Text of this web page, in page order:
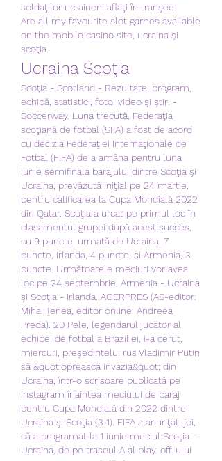
soldaţilor ucraineni aflaţi în tranşee.
Are all my favourite slot games available
on the mobile casino site, ucraina şi
scoţia.
Ucraina Scoţia
Scoţia - Scotland - Rezultate, program,
echipă, statistici, foto, video şi ştiri -
Soccerway. Luna trecută, Federaţia
scoţiană de fotbal (SFA) a fost de acord
cu decizia Federaţiei Internaţionale de
Fotbal (FIFA) de a amâna pentru luna
iunie semifinala barajului dintre Scoţia şi
Ucraina, prevăzută iniţial pe 24 martie,
pentru calificarea la Cupa Mondială 2022
din Qatar. Scoţia a urcat pe primul loc în
clasamentul grupei după acest succes,
cu 9 puncte, urmată de Ucraina, 7
puncte, Irlanda, 4 puncte, şi Armenia, 3
puncte. Următoarele meciuri vor avea
loc pe 24 septembrie, Armenia - Ucraina
şi Scoţia - Irlanda. AGERPRES (AS-editor:
Mihai Ţenea, editor online: Andreea
Preda). 20 Pele, legendarul jucător al
echipei de fotbal a Braziliei, i-a cerut,
miercuri, preşedintelui rus Vladimir Putin
să &quot;oprească invazia&quot; din
Ucraina, într-o scrisoare publicată pe
Instagram înaintea meciului de baraj
pentru Cupa Mondială din 2022 dintre
Ucraina şi Scoţia (3-1). FIFA a anunţat, joi,
că a programat la 1 iunie meciul Scoţia –
Ucraina, de pe traseul A al play-off-ului